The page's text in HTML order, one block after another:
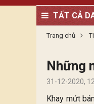
TẤT CẢ
Trang chủ
Những
31-12-2020,
Khay mứt